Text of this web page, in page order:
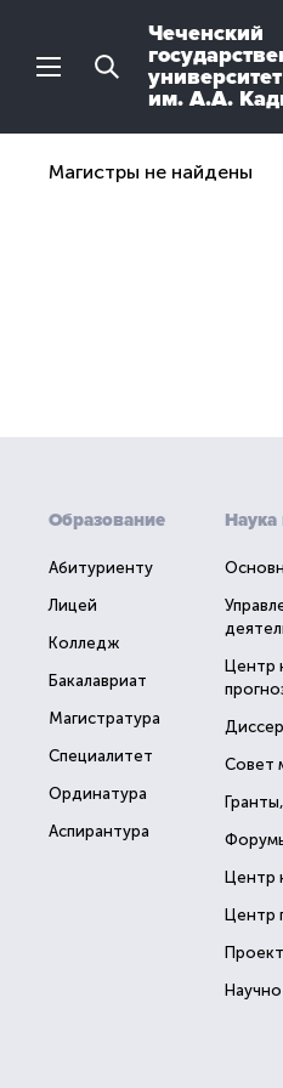
Чеченский
университет
им. А.А.
Магистры не найдены
Образование
Абитуриенту
Лицей
Колледж
Бакалавриат
Магистратура
Специалитет
Ординатура
Аспирантура
Центр
Совет
Центр
Центр